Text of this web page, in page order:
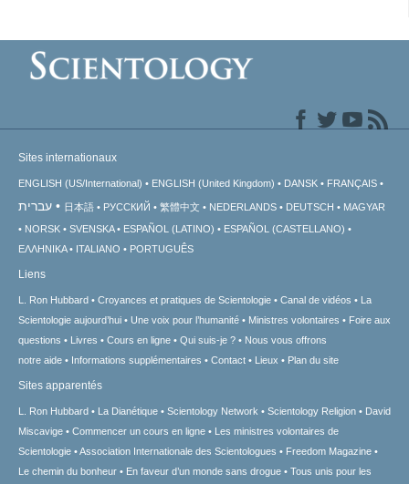
Sites internationaux
ENGLISH (US/International) ENGLISH (United Kingdom) DANSK FRANÇAIS
עברית 日本語 РУССКИЙ 繁體中文 NEDERLANDS DEUTSCH
MAGYAR
NORSK
SVENSKA ESPAÑOL (LATINO)
ESPAÑOL (CASTELLANO)
ΕΛΛΗΝΙΚA
ITALIANO PORTUGUÊS
Liens
L. Ron Hubbard Croyances et pratiques de Scientologie Canal de vidéos
La
Scientologie aujourd’hui
Une voix pour l’humanité Ministres volontaires
Foire aux
questions
Livres Cours en ligne Qui suis-je ?
Nous vous offrons
notre aide
Informations supplémentaires Contact Lieux Plan du site
Sites apparentés
L. Ron Hubbard La Dianétique Scientology Network Scientology Religion
David
Miscavige
Commencer un cours en ligne
Les ministres volontaires de
Scientologie
Association Internationale des Scientologues
Freedom Magazine
Le chemin du bonheur
En faveur d’un monde sans drogue Tous unis pour les